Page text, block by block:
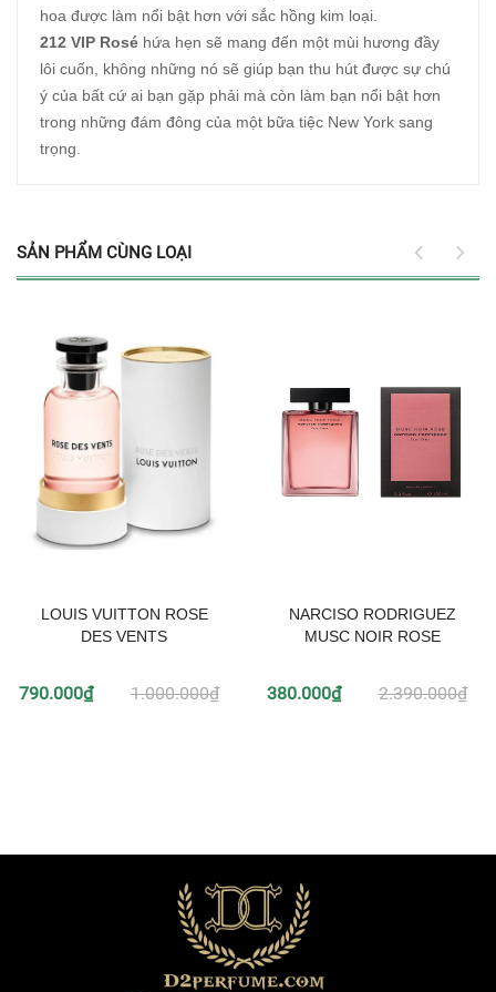
hoa được làm nổi bật hơn với sắc hồng kim loại.
212 VIP Rosé hứa hẹn sẽ mang đến một mùi hương đầy
lôi cuốn, không những nó sẽ giúp bạn thu hút được sự chú
ý của bất cứ ai bạn gặp phải mà còn làm bạn nổi bật hơn
trong những đám đông của một bữa tiệc New York sang
trọng.
SẢN PHẨM CÙNG LOẠI
LOUIS VUITTON ROSE
DES VENTS
790.000₫ 1.000.000₫
NARCISO RODRIGUEZ
MUSC NOIR ROSE
380.000₫ 2.390.000₫